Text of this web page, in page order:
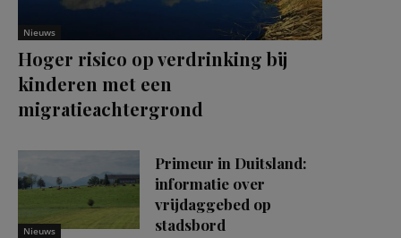
Nieuws
Hoger risico op verdrinking bij
kinderen met een
migratieachtergrond
Nieuws
Primeur in Duitsland:
informatie over
vrijdaggebed op
stadsbord